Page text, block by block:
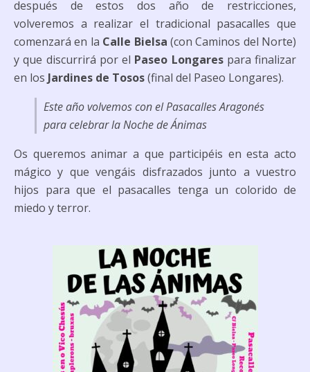
después de estos dos año de restricciones,
volveremos a realizar el tradicional pasacalles que
comenzará en la Calle Bielsa (con Caminos del Norte)
y que discurrirá por el Paseo Longarespara finalizar
en los Jardines de Tosos(final del Paseo Longares).
Este año volvemos con el Pasacalles Aragonés
para celebrar la Noche de Ánimas
Os queremos animar a que participéis en esta acto
mágico y que vengáis disfrazados junto a vuestro
hijos para que el pasacalles tenga un colorido de
miedo y terror.